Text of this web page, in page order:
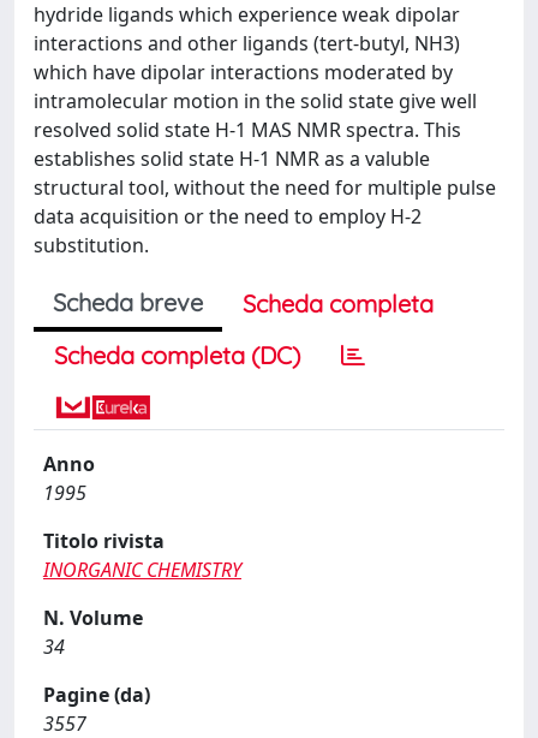
hydride ligands which experience weak dipolar
interactions and other ligands (tert-butyl, NH3)
which have dipolar interactions moderated by
intramolecular motion in the solid state give well
resolved solid state H-1 MAS NMR spectra. This
establishes solid state H-1 NMR as a valuble
structural tool, without the need for multiple pulse
data acquisition or the need to employ H-2
substitution.
Scheda breve
Scheda completa
Scheda completa (DC)
Anno
1995
Titolo rivista
INORGANIC CHEMISTRY
N. Volume
34
Pagine (da)
3557